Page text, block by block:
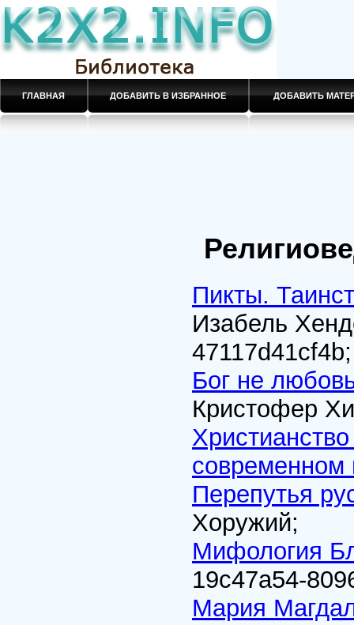
ГЛАВНАЯ ДОБАВИТЬ В ИЗБРАННОЕ ДОБАВИТЬ
Пикты.
Изабель
47117d41cf4b;
Бог не
Кристофер
современном
Перепутья
Хоружий;
Мифология
19c47a54-
Мария